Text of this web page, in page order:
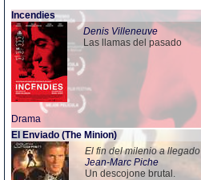
Incendies
Denis Villeneuve
Las llamas del pasado
Drama
El Enviado (The Minion)
El fin del milenio a llegado
Jean-Marc Piche
Un descojone brutal.